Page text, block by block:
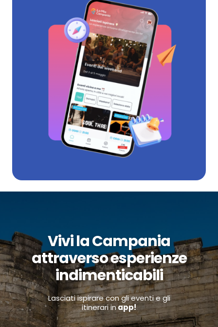
Vivi la Campania
attraverso esperienze
indimenticabili
Lasciati ispirare con gli eventi e gli
itinerari inapp!